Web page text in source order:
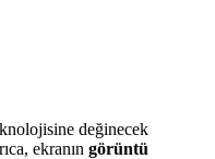
değinecek
ekranın görüntü